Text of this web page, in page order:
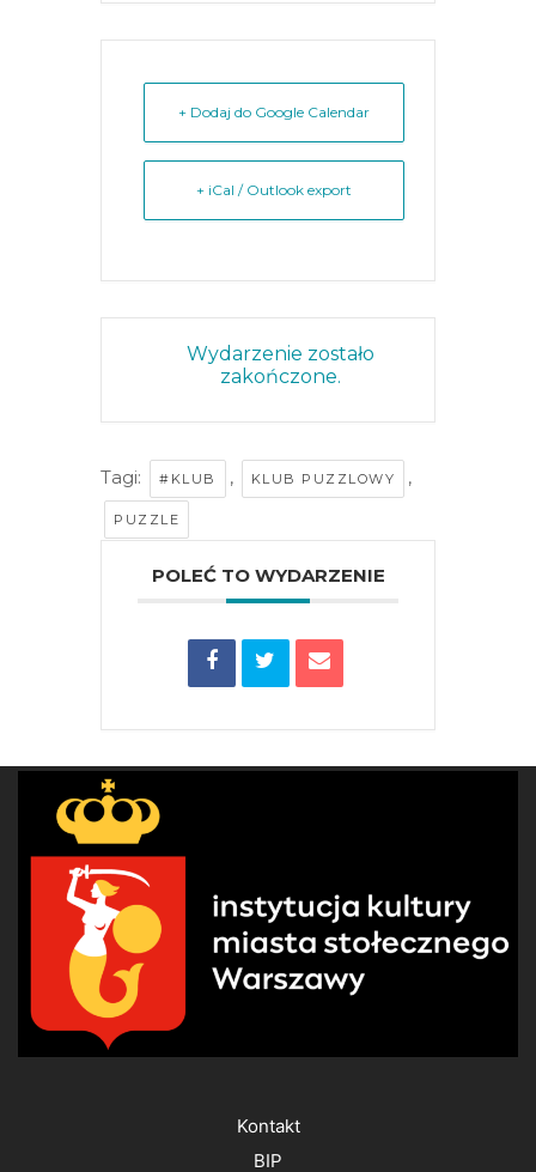
+ Dodaj do Google Calendar
+ iCal / Outlook export
Wydarzenie zostało
zakończone.
Tagi: #KLUB , KLUB PUZZLOWY ,
PUZZLE
POLEĆ TO WYDARZENIE
Kontakt
BIP